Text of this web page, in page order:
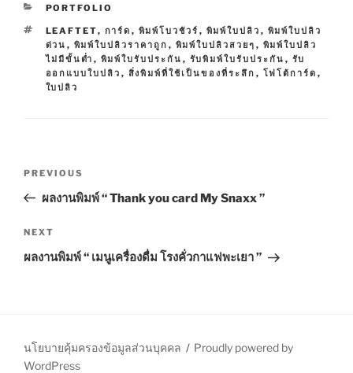
C
T
E
G
O
R
PORTFOLIO
T
A
G
S
LEAFTET, การ์ด , พิมพ์โบวชัวร์ , พิมพ์ใบปลิว , พิมพ์ใบปลิว
ด่วน , พิมพ์ใบปลิวราคาถูก , พิมพ์ใบปลิวสวยๆ , พิมพ์ใบปลิว
ไม่มีขั้นต่ำ , พิมพ์ใบรับประกัน , รับพิมพ์ใบรับประกัน , รับ
ออกแบบใบปลิว , สิ่งพิมพ์ที่ใช้เป็นของที่ระลึก , โฟโต้การ์ด ,
ใบปลิว
s
t
n
g
a
P
r
v
i
o
s
PREVIOUS
ผลงานพิมพ์ “ Thank you card My Snaxx ”
N
e
s
t
NEXT
ผลงานพิมพ์ “ เมนูเครื่องดื่ม โรงคั่วกาแฟพะเยา ”
นโยบายคุ้มครองข้อมูลส่วนบุคคล
Proudly powered by
WordPress